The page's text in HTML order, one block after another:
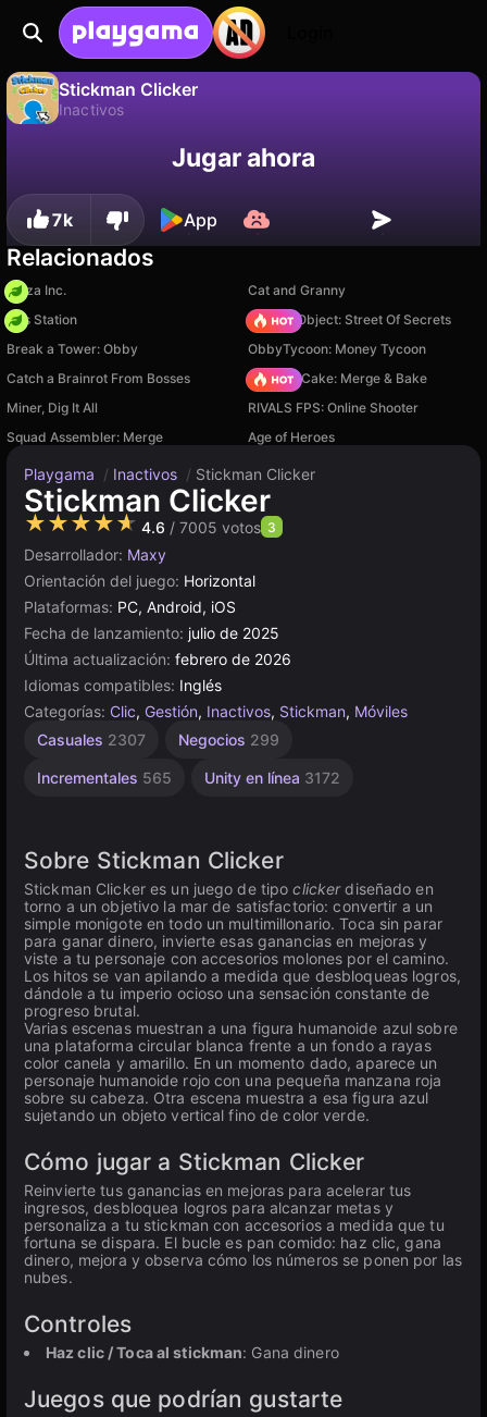
Stickman Clicker
Inactivos
¡Guarda el progreso!Jugar ahora
7k App
Relacionados
Pizza Inc.
Cat and Granny
Gas Station
Hidden Object: Street Of Secrets
Break a Tower: Obby
ObbyTycoon: Money Tycoon
Catch a Brainrot From Bosses
Piece of Cake: Merge & Bake
Miner, Dig It All
RIVALS FPS: Online Shooter
Squad Assembler: Merge
Age of Heroes
Playgama / Inactivos / Stickman Clicker
Stickman Clicker
★★★★★ 4.6 / 7005 votos 3
Desarrollador: Maxy
Orientación del juego: Horizontal
Plataformas: PC, Android, iOS
Fecha de lanzamiento: julio de 2025
Última actualización: febrero de 2026
Idiomas compatibles: Inglés
Categorías: Clic, Gestión, Inactivos, Stickman, Móviles
Casuales 2307 Negocios 299
Incrementales 565 Unity en línea 3172
Sobre Stickman Clicker
Stickman Clicker es un juego de tipoclickerdiseñado en
torno a un objetivo la mar de satisfactorio: convertir a un
simple monigote en todo un multimillonario. Toca sin parar
para ganar dinero, invierte esas ganancias en mejoras y
viste a tu personaje con accesorios molones por el camino.
Los hitos se van apilando a medida que desbloqueas logros,
dándole a tu imperio ocioso una sensación constante de
progreso brutal.
Varias escenas muestran a una figura humanoide azul sobre
una plataforma circular blanca frente a un fondo a rayas
color canela y amarillo. En un momento dado, aparece un
personaje humanoide rojo con una pequeña manzana roja
sobre su cabeza. Otra escena muestra a esa figura azul
sujetando un objeto vertical fino de color verde.
Cómo jugar a Stickman Clicker
Reinvierte tus ganancias en mejoras para acelerar tus
ingresos, desbloquea logros para alcanzar metas y
personaliza a tu stickman con accesorios a medida que tu
fortuna se dispara. El bucle es pan comido: haz clic, gana
dinero, mejora y observa cómo los números se ponen por las
nubes.
Controles
Haz clic / Toca al stickman: Gana dinero
Juegos que podrían gustarte